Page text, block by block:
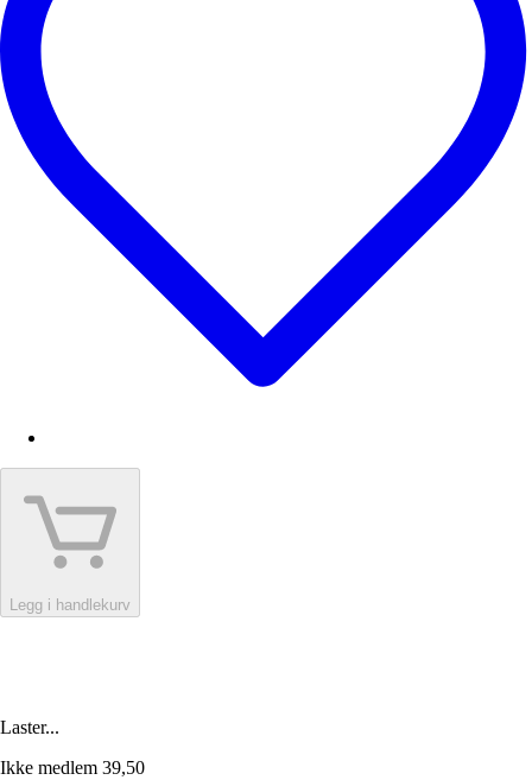
Legg i handlekurv
Laster...
Ikke medlem 39,50